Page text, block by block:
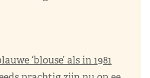
‘blouse’ als in 1981